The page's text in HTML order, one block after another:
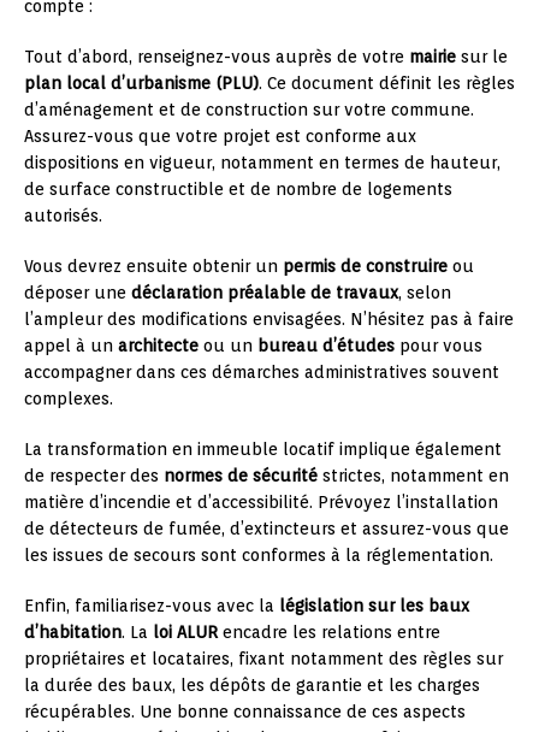
compte :
Tout d’abord, renseignez-vous auprès de votre mairie sur le
plan local d’urbanisme (PLU). Ce document définit les règles
d’aménagement et de construction sur votre commune.
Assurez-vous que votre projet est conforme aux
dispositions en vigueur, notamment en termes de hauteur,
de surface constructible et de nombre de logements
autorisés.
Vous devrez ensuite obtenir un permis de construire ou
déposer une déclaration préalable de travaux, selon
l’ampleur des modifications envisagées. N’hésitez pas à faire
appel à un architecte ou un bureau d’études pour vous
accompagner dans ces démarches administratives souvent
complexes.
La transformation en immeuble locatif implique également
de respecter des normes de sécurité strictes, notamment en
matière d’incendie et d’accessibilité. Prévoyez l’installation
de détecteurs de fumée, d’extincteurs et assurez-vous que
les issues de secours sont conformes à la réglementation.
Enfin, familiarisez-vous avec la législation sur les baux
d’habitation. La loi ALURencadre les relations entre
propriétaires et locataires, fixant notamment des règles sur
la durée des baux, les dépôts de garantie et les charges
récupérables. Une bonne connaissance de ces aspects